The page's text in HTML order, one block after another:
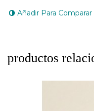
Añadir Para Comparar
productos